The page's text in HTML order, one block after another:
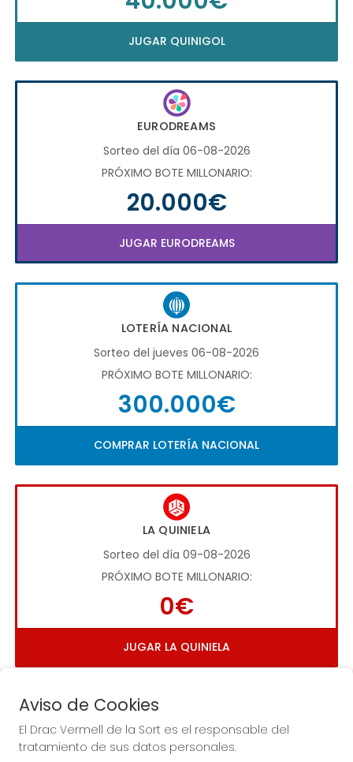
JUGAR QUINIGOL
EURODREAMS
Sorteo del día 06-08-2026
PRÓXIMO BOTE MILLONARIO:
20.000€
JUGAR EURODREAMS
LOTERÍA NACIONAL
Sorteo del jueves 06-08-2026
PRÓXIMO BOTE MILLONARIO:
300.000€
COMPRAR LOTERÍA NACIONAL
LA QUINIELA
Sorteo del día 09-08-2026
PRÓXIMO BOTE MILLONARIO:
0€
JUGAR LA QUINIELA
Aviso de Cookies
El Drac Vermell de la Sort es el responsable del
tratamiento de sus datos personales.